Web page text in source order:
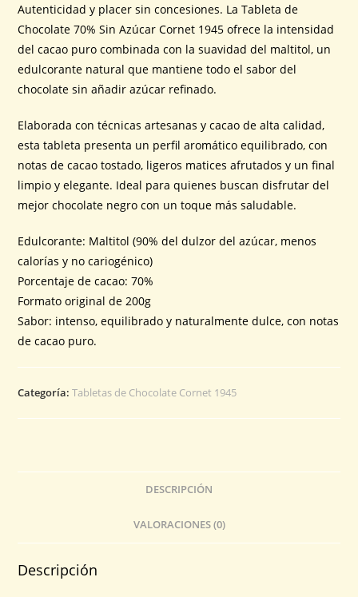
Autenticidad y placer sin concesiones. La Tableta de
Chocolate 70% Sin Azúcar Cornet 1945 ofrece la intensidad
del cacao puro combinada con la suavidad del maltitol, un
edulcorante natural que mantiene todo el sabor del
chocolate sin añadir azúcar refinado.
Elaborada con técnicas artesanas y cacao de alta calidad,
esta tableta presenta un perfil aromático equilibrado, con
notas de cacao tostado, ligeros matices afrutados y un final
limpio y elegante. Ideal para quienes buscan disfrutar del
mejor chocolate negro con un toque más saludable.
Edulcorante: Maltitol (90% del dulzor del azúcar, menos
calorías y no cariogénico)
Porcentaje de cacao: 70%
Formato original de 200g
Sabor: intenso, equilibrado y naturalmente dulce, con notas
de cacao puro.
Categoría:Tabletas de Chocolate Cornet 1945
DESCRIPCIÓN
VALORACIONES (0)
Descripción